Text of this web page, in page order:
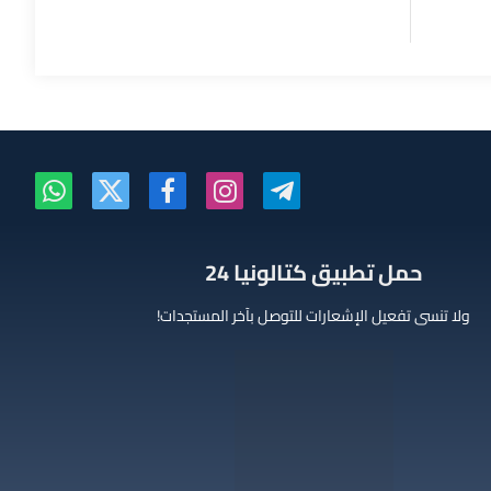
تيلقرام الانستغرامفيسبوكX
واتساب
‫حمل تطبيق كتالونيا 24
ولا تنسى تفعيل الإشعارات للتوصل بآخر المستجدات!